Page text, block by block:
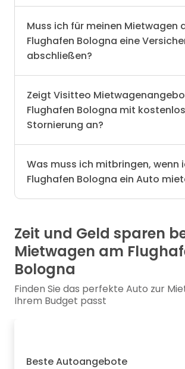
Muss ich für meinen Mietwagen
Flughafen Bologna eine
abschließen?
Zeigt Visitteo
Flughafen Bologna mit
Stornierung an?
Was muss ich mitbringen, wenn
Flughafen Bologna ein Auto
Zeit und Geld sparen
Mietwagen am
Bologna
Finden Sie das perfekte Auto zur
Ihrem Budget passt
Beste Autoangebote